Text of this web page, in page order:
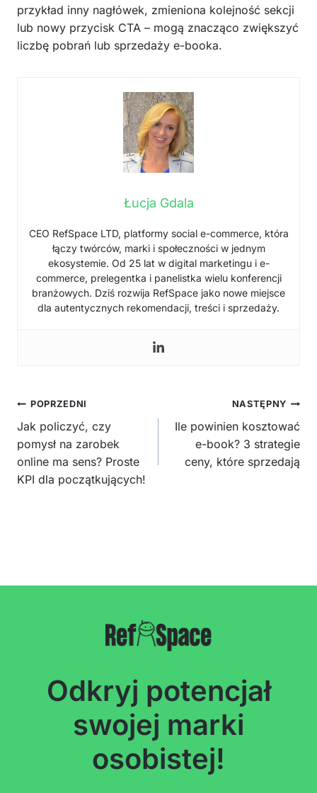
przykład inny nagłówek, zmieniona kolejność sekcji
lub nowy przycisk CTA – mogą znacząco zwiększyć
liczbę pobrań lub sprzedaży e-booka.
Łucja Gdala
CEO RefSpace LTD, platformy social e-commerce, która
łączy twórców, marki i społeczności w jednym
ekosystemie. Od 25 lat w digital marketingu i e-
commerce, prelegentka i panelistka wielu konferencji
branżowych. Dziś rozwija RefSpace jako nowe miejsce
dla autentycznych rekomendacji, treści i sprzedaży.
Nawigacja
wpisu
POPRZEDNI
Jak policzyć, czy
pomysł na zarobek
online ma sens? Proste
KPI dla początkujących!
NASTĘPNY
Ile powinien kosztować
e-book? 3 strategie
ceny, które sprzedają
Odkryj potencjał
swojej marki
osobistej!